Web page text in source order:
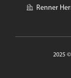
Renner
2025